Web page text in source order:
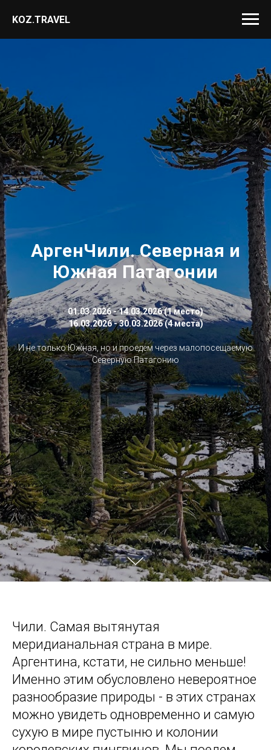
KOZ.TRAVEL
АргенЧили. Северная и
Южная Патагонии
01.03.2026 - 14.03.2026 (1 место)
16.03.2026 - 30.03.2026 (4 места)
И не только Южная, но и проедем через малопосещаемую
Северную Патагонию
Чили. Самая вытянутая
меридианальная страна в мире.
Аргентина, кстати, не сильно меньше!
Именно этим обусловлено невероятное
разнообразие природы - в этих странах
можно увидеть одновременно и самую
сухую в мире пустыню и колонии